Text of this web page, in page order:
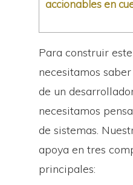
accionables en
Para construir
necesitamos
de un
necesitamos
de sistemas.
apoya en tres
principales: